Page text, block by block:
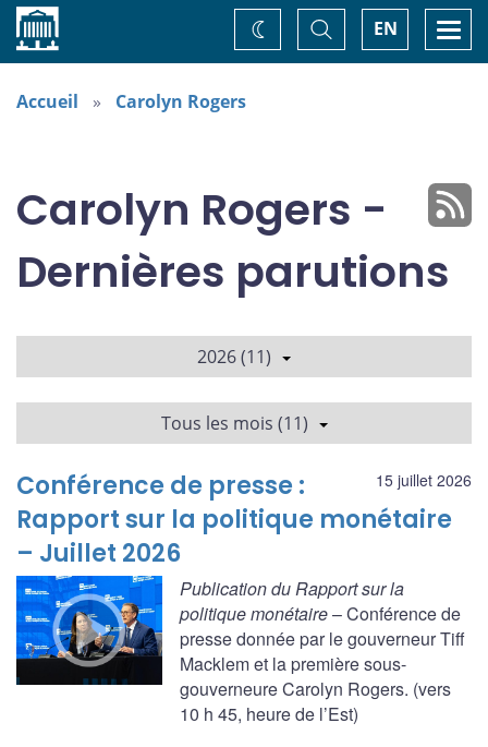
Accueil EN
Basculer
la
recherche
Changez
de
Accueil Carolyn Rogers
Carolyn Rogers -
Dernières parutions
2026 (11)
Tous les mois (11)
15 juillet 2026
Conférence de presse :
Rapport sur la politique monétaire
– Juillet 2026
Publication du Rapport sur la
politique monétaire– Conférence de
presse donnée par le gouverneur Tiff
Macklem et la première sous-
gouverneure Carolyn Rogers. (vers
10 h 45, heure de l’Est)